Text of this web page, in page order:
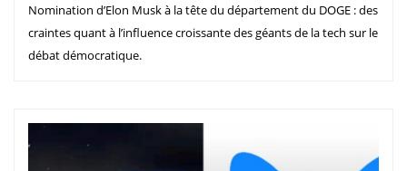
Nomination d’Elon Musk à la tête du département du DOGE : des
craintes quant à l’influence croissante des géants de la tech sur le
débat démocratique.